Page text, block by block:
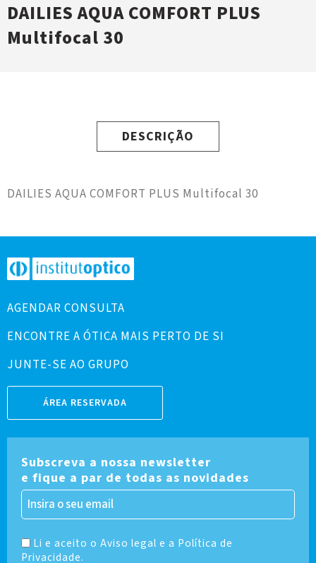
DAILIES AQUA COMFORT PLUS
Multifocal 30
DESCRIÇÃO
DAILIES AQUA COMFORT PLUS Multifocal 30
AGENDAR CONSULTA
ENCONTRE A ÓTICA MAIS PERTO DE SI
JUNTE-SE AO GRUPO
ÁREA RESERVADA
Subscreva a nossa newsletter
e fique a par de todas as novidades
Li e aceito o Aviso legal e a Política de
Privacidade.